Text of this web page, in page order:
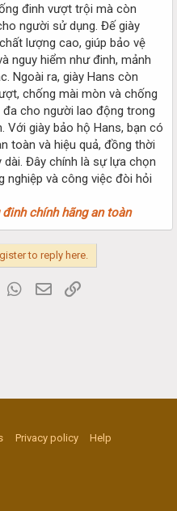
đinh vượt trội mà còn
người sử dụng. Đế giày
lượng cao, giúp bảo vệ
nguy hiểm như đinh, mảnh
Ngoài ra, giày Hans còn
chống mài mòn và chống
cho người lao động trong
Với giày bảo hộ Hans, bạn có
toàn và hiệu quả, đồng thời
Đây chính là sự lựa chọn
nghiệp và công việc đòi hỏi
chính hãng an toàn
to reply here.
Tumblr WhatsApp
Email
Privacy policy
Help